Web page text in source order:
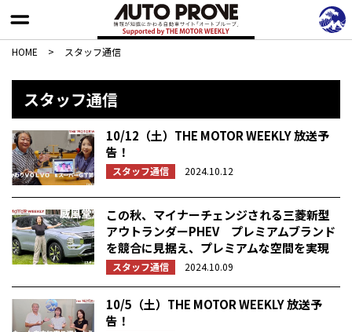
HOME > スタッフ通信
スタッフ通信
10/12（土）THE MOTOR WEEKLY 放送予
告！
スタッフ通信 2024.10.12
この秋、マイナーチェンジされる三菱新型
アウトランダーPHEV プレミアムブランド
を競合に見据え、プレミアムな空間を実現
スタッフ通信 2024.10.09
10/5（土）THE MOTOR WEEKLY 放送予
告！